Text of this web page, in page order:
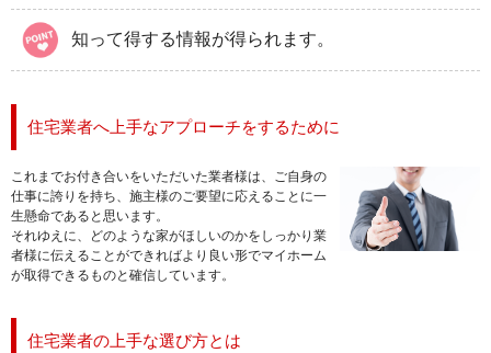
知って得する情報が得られます。
住宅業者へ上手なアプローチをするために
これまでお付き合いをいただいた業者様は、ご自身の
仕事に誇りを持ち、施主様のご要望に応えることに一
生懸命であると思います。
それゆえに、どのような家がほしいのかをしっかり業
者様に伝えることができればより良い形でマイホーム
が取得できるものと確信しています。
住宅業者の上手な選び方とは